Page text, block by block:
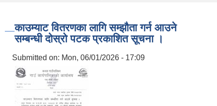
काउम्याट वितरणका लागि सम्झौता गर्न आउने
सम्बन्धी दोस्रो पटक प्रकाशित सूचना ।
Submitted on: Mon, 06/01/2026 - 17:09